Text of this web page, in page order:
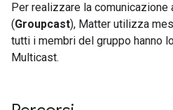
Per realizzare la comunicazione
(Groupcast), Matter utilizza
tutti i membri del gruppo hanno
Multicast.